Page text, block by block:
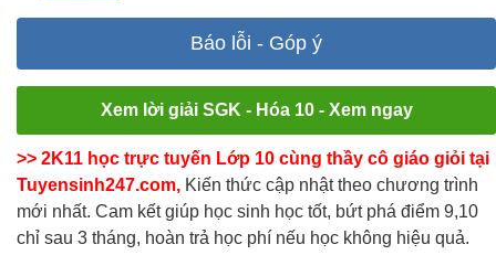
Báo lỗi - Góp ý
Xem lời giải SGK - Hóa 10 - Xem ngay
>> 2K11 học trực tuyến Lớp 10 cùng thầy cô giáo giỏi tại
Tuyensinh247.com, Kiến thức cập nhật theo chương trình
mới nhất. Cam kết giúp học sinh học tốt, bứt phá điểm 9,10
chỉ sau 3 tháng, hoàn trả học phí nếu học không hiệu quả.